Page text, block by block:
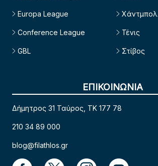
Europa League
Conference League
GBL
Χάντμπολ
Τένις
Στίβος
ΕΠΙΚΟΙΝΩΝΙΑ
Δήμητρος 31 Ταύρος, TK 177 78
210 34 89 000
blog@filathlos.gr